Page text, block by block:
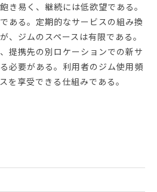
き易く、継続には低欲望である。
ある。定期的なサービスの組み換
、ジムのスペースは有限である。
提携先の別ロケーションでの新サ
必要がある。利用者のジム使用頻
を享受できる仕組みである。